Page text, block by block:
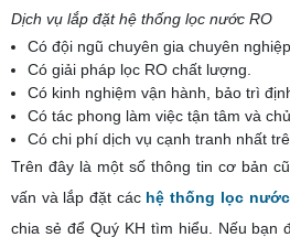
Dịch vụ lắp đặt hệ thống lọc nước RO
Có đội ngũ chuyên gia chuyên nghiệp.
Có giải pháp lọc RO chất lượng.
Có kinh nghiệm vận hành, bảo trì
Có tác phong làm việc tận tâm và
Có chi phí dịch vụ cạnh tranh nhất
Trên đây là một số thông tin cơ bản
vấn và lắp đặt các hệ thống lọc nước
chia sẻ để Quý KH tìm hiểu. Nếu bạn